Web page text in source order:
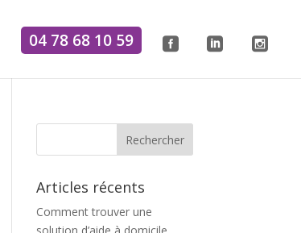
04 78 68 10 59
Articles récents
Comment trouver une